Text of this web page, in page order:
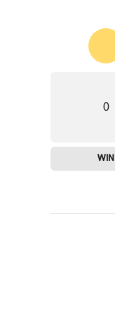
0
WIN